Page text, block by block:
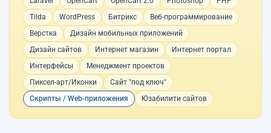
Tilda
WordPress Битрикс
Веб-программирование
Верстка
Дизайн мобильных приложений
Дизайн сайтов
Интернет магазин
Интернет портал
Интерфейсы
Менеджмент проектов
Пиксел-арт/Иконки
Сайт "под ключ"
Скрипты / Web-приложения
Юзабилити сайтов